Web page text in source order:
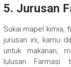
5. Jurusan
Sukai mapel kimia,
jurusan ini, kamu
untuk makanan,
lulusan Farmasi